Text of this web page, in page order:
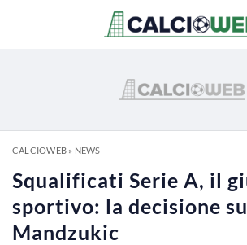
CALCIOWEB» NEWS
Squalificati Serie A, il
sportivo: la decisione su
Mandzukic